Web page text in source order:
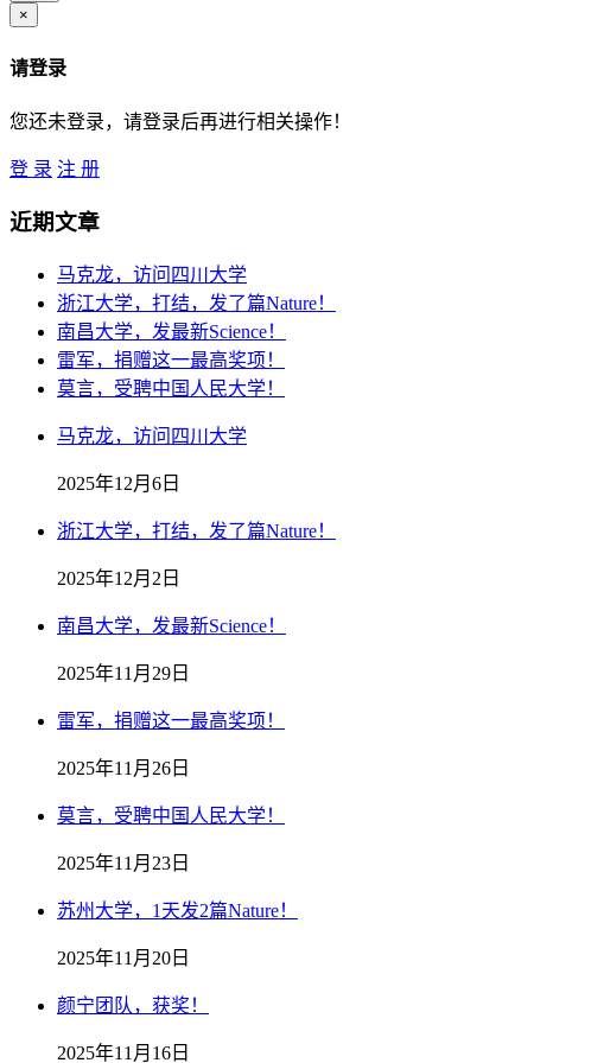
×
请登录
您还未登录，请登录后再进行相关操作！
登 录 注 册
近期文章
马克龙，访问四川大学
浙江大学，打结，发了篇Nature！
南昌大学，发最新Science！
雷军，捐赠这一最高奖项！
莫言，受聘中国人民大学！
马克龙，访问四川大学
2025年12月6日
浙江大学，打结，发了篇Nature！
2025年12月2日
南昌大学，发最新Science！
2025年11月29日
雷军，捐赠这一最高奖项！
2025年11月26日
莫言，受聘中国人民大学！
2025年11月23日
苏州大学，1天发2篇Nature！
2025年11月20日
颜宁团队，获奖！
2025年11月16日